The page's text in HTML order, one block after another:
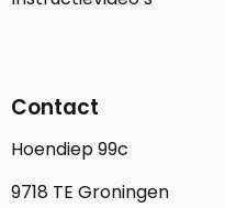
Contact
Hoendiep 99c
9718 TE Groningen